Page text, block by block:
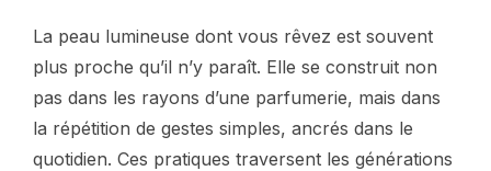
La peau lumineuse dont vous rêvez est souvent
plus proche qu’il n’y paraît. Elle se construit non
pas dans les rayons d’une parfumerie, mais dans
la répétition de gestes simples, ancrés dans le
quotidien. Ces pratiques traversent les générations